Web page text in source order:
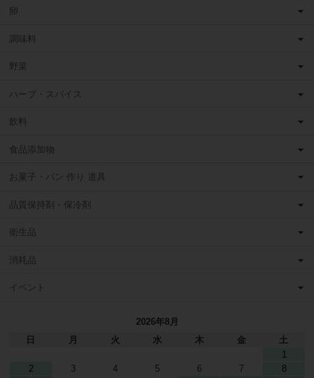
卵
調味料
野菜
ハーブ・スパイス
飲料
食品添加物
お菓子・パン 作り 道具
品質保持剤・保冷剤
衛生品
消耗品
イベント
2026年8月
日
月 火 水 木 金
土
1
2
3 4 5 6 7
8